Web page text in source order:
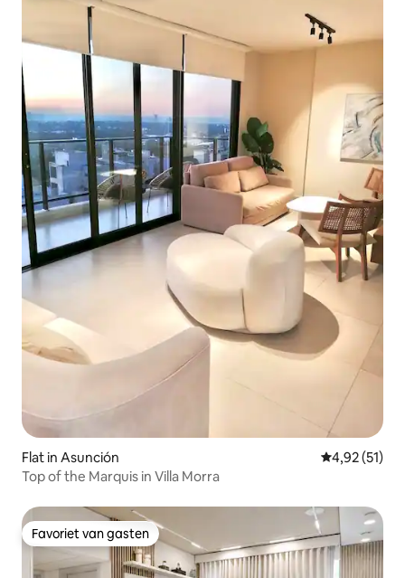
Flat in Asunción Gemiddelde
4,92 (51)
Top of the Marquis in Villa Morra
Favoriet van gasten
Favoriet van gasten